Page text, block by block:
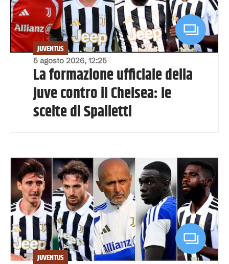
5 agosto 2026, 12:25
JUVENTUS
La formazione ufficiale della
Juve contro il Chelsea: le
scelte di Spalletti
JUVENTUS